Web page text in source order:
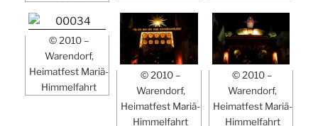
© 2010 –
Warendorf,
Heimatfest Mariä-
Himmelfahrt
© 2010 –
Warendorf,
Heimatfest Mariä-
Himmelfahrt
© 2010 –
Warendorf,
Heimatfest Mariä-
Himmelfahrt